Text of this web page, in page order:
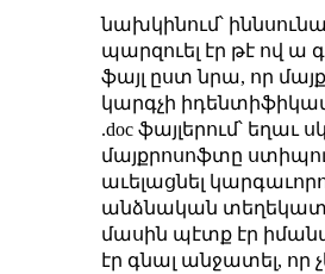
նախկինում՝
պարզուել էր թէ ով ա
ֆայլ ըստ նրա, որ
կարգչի
.doc ֆայլերում՝ եղաւ
մայքրոսոֆտը
աւելացնել
անձնական
մասին պէտք էր
էր գնալ անջատել, որ